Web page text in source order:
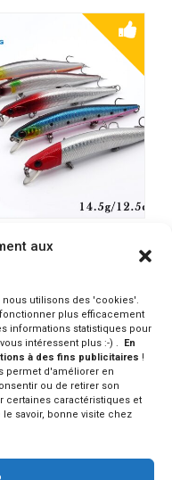
aux
nous utilisons des 'cookies'.
plus efficacement
informations statistiques pour
intéressent plus :-) . En
à des fins publicitaires !
permet d'améliorer en
ou de retirer son
certaines caractéristiques et
savoir, bonne visite chez
FISHING leurre
SUR ALIEXPRESS